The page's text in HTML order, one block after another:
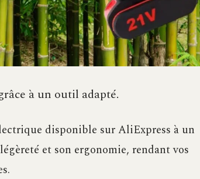
à un outil adapté.
disponible sur AliExpress à un
et son ergonomie, rendant vos